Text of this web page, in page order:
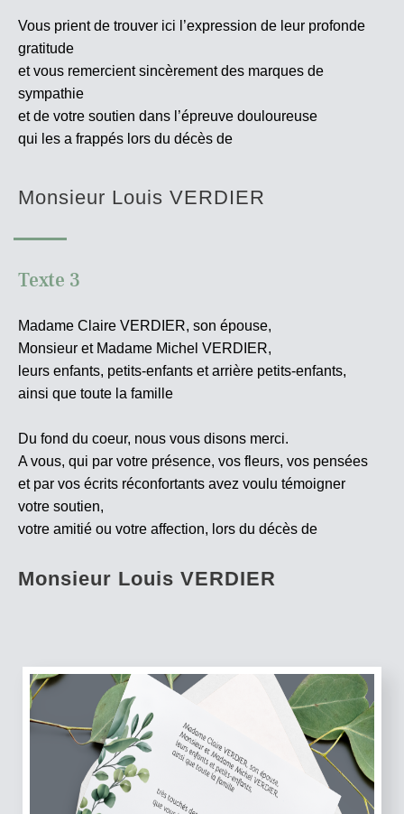
Vous prient de trouver ici l’expression de leur profonde
gratitude
et vous remercient sincèrement des marques de
sympathie
et de votre soutien dans l’épreuve douloureuse
qui les a frappés lors du décès de
Monsieur Louis VERDIER
Texte 3
Madame Claire VERDIER, son épouse,
Monsieur et Madame Michel VERDIER,
leurs enfants, petits-enfants et arrière petits-enfants,
ainsi que toute la famille
Du fond du coeur, nous vous disons merci.
A vous, qui par votre présence, vos fleurs, vos pensées
et par vos écrits réconfortants avez voulu témoigner
votre soutien,
votre amitié ou votre affection, lors du décès de
Monsieur Louis VERDIER